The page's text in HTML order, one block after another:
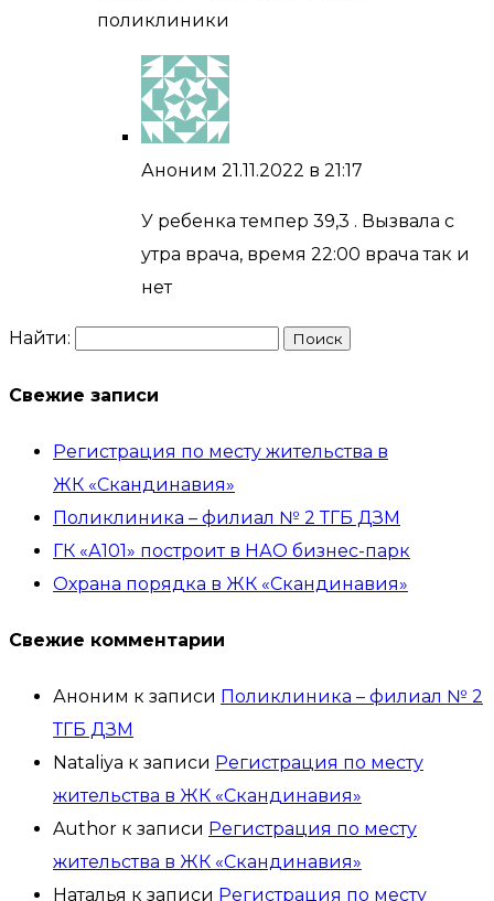
поликлиники
Аноним 21.11.2022 в 21:17
У ребенка темпер 39,3 . Вызвала с
утра врача, время 22:00 врача так и
нет
Найти:
Свежие записи
Регистрация по месту жительства в
ЖК «Скандинавия»
Поликлиника – филиал № 2 ТГБ ДЗМ
ГК «А101» построит в НАО бизнес-парк
Охрана порядка в ЖК «Скандинавия»
Свежие комментарии
Аноним к записи Поликлиника – филиал № 2
ТГБ ДЗМ
Nataliya к записи Регистрация по месту
жительства в ЖК «Скандинавия»
Author к записи Регистрация по месту
жительства в ЖК «Скандинавия»
Наталья к записи Регистрация по месту